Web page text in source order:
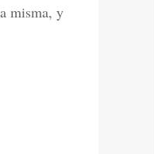
misma, y